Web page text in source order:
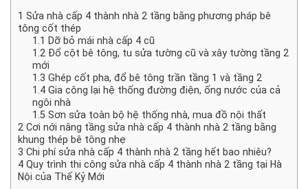
1 Sửa nhà cấp 4 thành nhà 2 tầng bằng phương pháp bê
tông cốt thép
1.1 Dỡ bỏ mái nhà cấp 4 cũ
1.2 Đổ cột bê tông, tu sửa tường cũ và xây tường tầng 2
mới
1.3 Ghép cốt pha, đổ bê tông trần tầng 1 và tầng 2
1.4 Gia công lại hệ thống đường điện, ống nước của cả
ngôi nhà
1.5 Sơn sửa toàn bộ hệ thống nhà, mua đồ nội thất
2 Cơi nới nâng tầng sửa nhà cấp 4 thành nhà 2 tầng bằng
khung thép bê tông nhẹ
3 Chi phí sửa nhà cấp 4 thành nhà 2 tầng hết bao nhiêu?
4 Quy trình thi công sửa nhà cấp 4 thành nhà 2 tầng tại Hà
Nội của Thế Kỷ Mới